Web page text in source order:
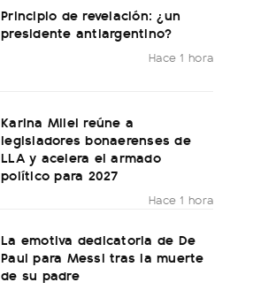
Principio de revelación: ¿un
presidente antiargentino?
Hace 1 hora
Karina Milei reúne a
legisladores bonaerenses de
LLA y acelera el armado
político para 2027
Hace 1 hora
La emotiva dedicatoria de De
Paul para Messi tras la muerte
de su padre